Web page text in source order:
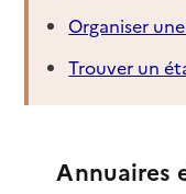
Organiser
Trouver un
Annuaires